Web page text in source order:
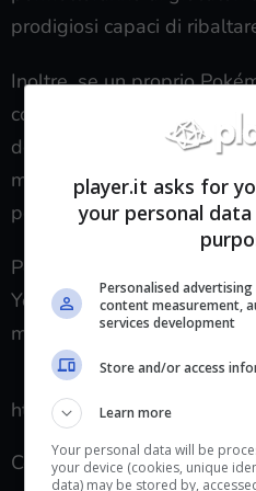
prodigiosi capaci di
Inoltre, se un proprio
combattimento, questo
dopo un
periodo di
membri della squadra
per portare a casa la
Pochi minuti fa è stato
YouTube italiano di
mostra già alcune
https://www.youtube.com/
Cosa pensate di questa
player.it asks for
your personal
Personalised
content measurement,
services development
Store and/or access
Learn more
Your personal data will be
your device (cookies, unique
data) may be stored by,